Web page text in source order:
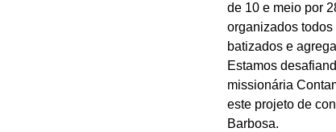
de 10 e meio por
organizados
batizados e
Estamos
missionária
este projeto de
Barbosa.